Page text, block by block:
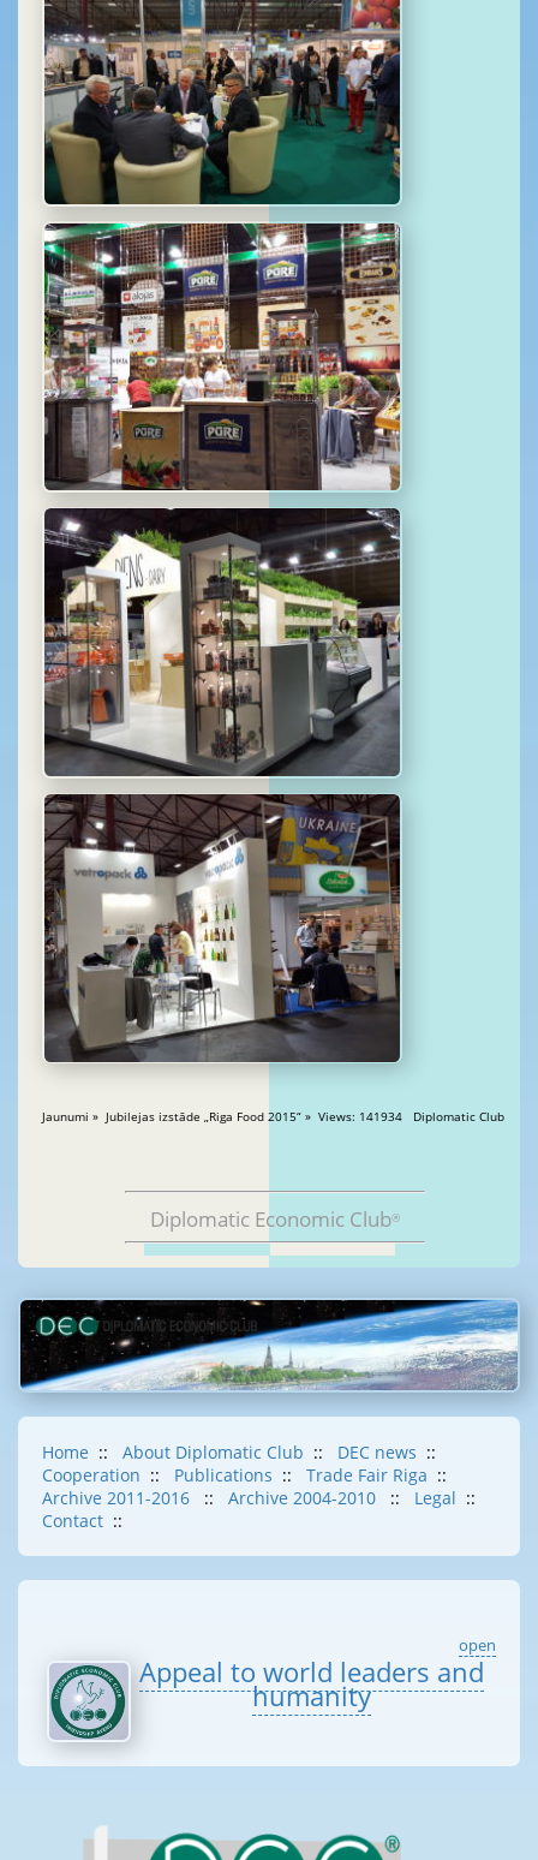
Jaunumi » Jubilejas izstāde „Riga Food 2015“ » Views: 141934 Diplomatic Club
Diplomatic Economic Club®
Home :: About Diplomatic Club :: DEC news ::
Cooperation :: Publications :: Trade Fair Riga ::
Archive 2011-2016
:: Archive 2004-2010 :: Legal ::
Contact ::
open
Appeal to world leaders and
humanity